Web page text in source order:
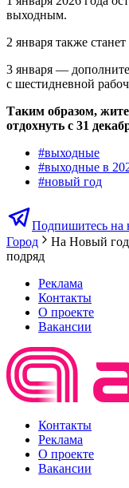
выходным.
2 января также
3 января —
с шестидневной
Таким образом,
отдохнуть с 31
#выходные
#выходные в
#новый год
Подпишитесь на
Город
На Новый год
подряд
Реклама
Контакты
О проекте
Вакансии
Контакты
Реклама
О проекте
Вакансии